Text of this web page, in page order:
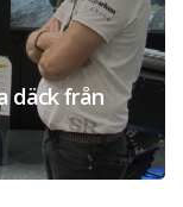
däck från